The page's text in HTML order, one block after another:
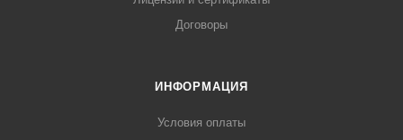
Договоры
ИНФОРМАЦИЯ
Условия оплаты